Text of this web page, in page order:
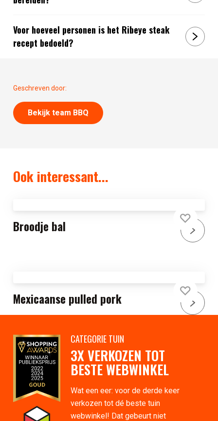
Voor hoeveel personen is het Ribeye steak
recept bedoeld?
Geschreven door:
Bekijk team BBQ
Ook interessant...
Broodje bal
Mexicaanse pulled pork
CATEGORIE TUIN
3X VERKOZEN TOT
BESTE WEBWINKEL
Wat een eer: voor de derde keer
verkozen tot dé beste tuin
webwinkel! Dat gebeurt niet